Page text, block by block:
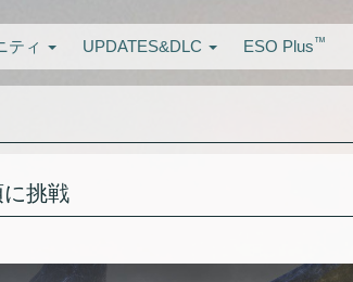
ティ UPDATES&DLC ESO Plus™
に挑戦